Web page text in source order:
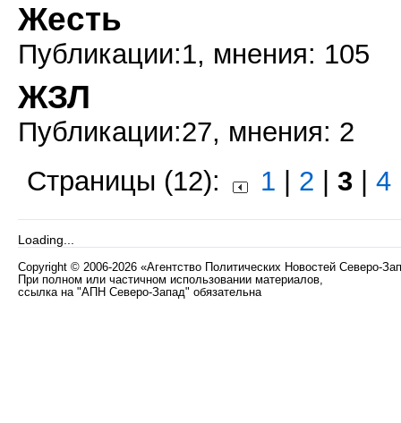
Жесть
Публикации:1, мнения: 105
ЖЗЛ
Публикации:27, мнения: 2
Страницы (12):
1 2 3 4
Loading...
Copyright © 2006-2026 «Агентство Политических Новостей Северо-
При полном или частичном использовании материалов,
ссылка на "АПН Северо-Запад" обязательна